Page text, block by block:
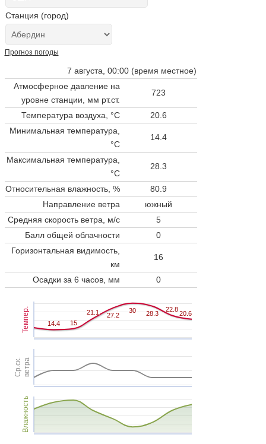
Станция (город)
Прогноз погоды
7 августа, 00:00 (время местное)
Атмосферное давление на
уровне станции, мм рт.ст.
723
Температура воздуха, °C
20.6
Минимальная температура,
°C
14.4
Максимальная температура,
°C
28.3
Относительная влажность, %
80.9
Направление ветра
южный
Средняя скорость ветра, м/с
5
Балл общей облачности
0
Горизонтальная видимость,
км
16
Осадки за 6 часов, мм 0
Темпер.
Ср.ск.ветра
Влажность
14.4
14.4 15
15
21.1
21.1 27.2
27.2
30
30 28.3
28.3
22.8
22.8
20.6
20.6